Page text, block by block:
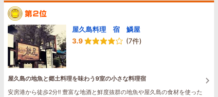
屋久島料理 宿 鱗屋
3.9
(7件)
屋久島の地魚と郷土料理を味わう9室の小さな料理宿
安房港から徒歩2分!! 豊富な地酒と鮮度抜群の地魚や屋久島の食材を使った